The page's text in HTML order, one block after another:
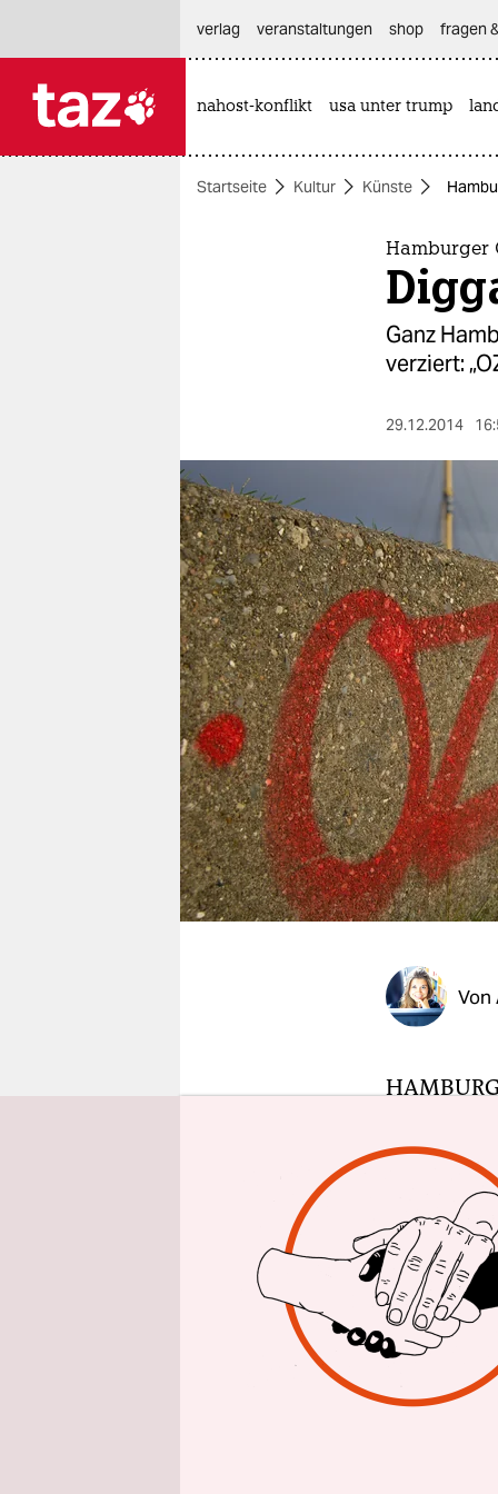
themen
berlin
nord
wahrheit
verlag
verlag
veranstaltungen
shop
fragen & hilfe
unterstützen
abo
verlag
veranstaltungen shop fragen
nahost-konflikt usa unter trump
Startseite Kultur Künste
Hamburger
Ganz
verziert:
29.12.2014
Von
nächsten
eben so
Asket.
OZ zog
zu tun,
im
am